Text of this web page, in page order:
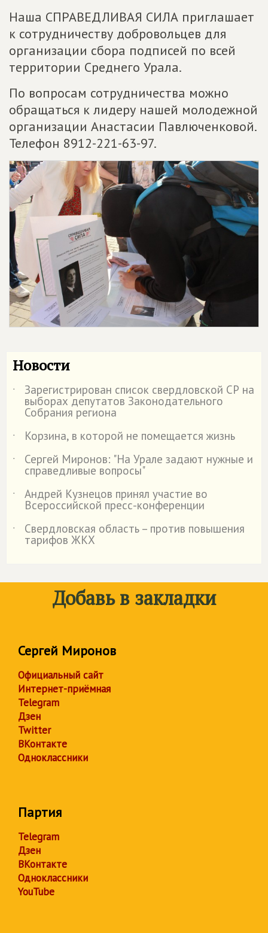
Наша СПРАВЕДЛИВАЯ СИЛА приглашает
к сотрудничеству добровольцев для
организации сбора подписей по всей
территории Среднего Урала.
По вопросам сотрудничества можно
обращаться к лидеру нашей молодежной
организации Анастасии Павлюченковой.
Телефон 8912-221-63-97.
Новости
˙ Зарегистрирован список свердловской СР на
выборах депутатов Законодательного
Собрания региона
˙
Корзина, в которой не помещается жизнь
˙
Сергей Миронов: "На Урале задают нужные и
справедливые вопросы"
˙
Андрей Кузнецов принял участие во
Всероссийской пресс-конференции
˙
Свердловская область – против повышения
тарифов ЖКХ
Добавь в закладки
Сергей Миронов
Официальный сайт
Интернет-приёмная
Telegram
Дзен
Twitter
ВКонтакте
Одноклассники
Партия
Telegram
Дзен
ВКонтакте
Одноклассники
YouTube